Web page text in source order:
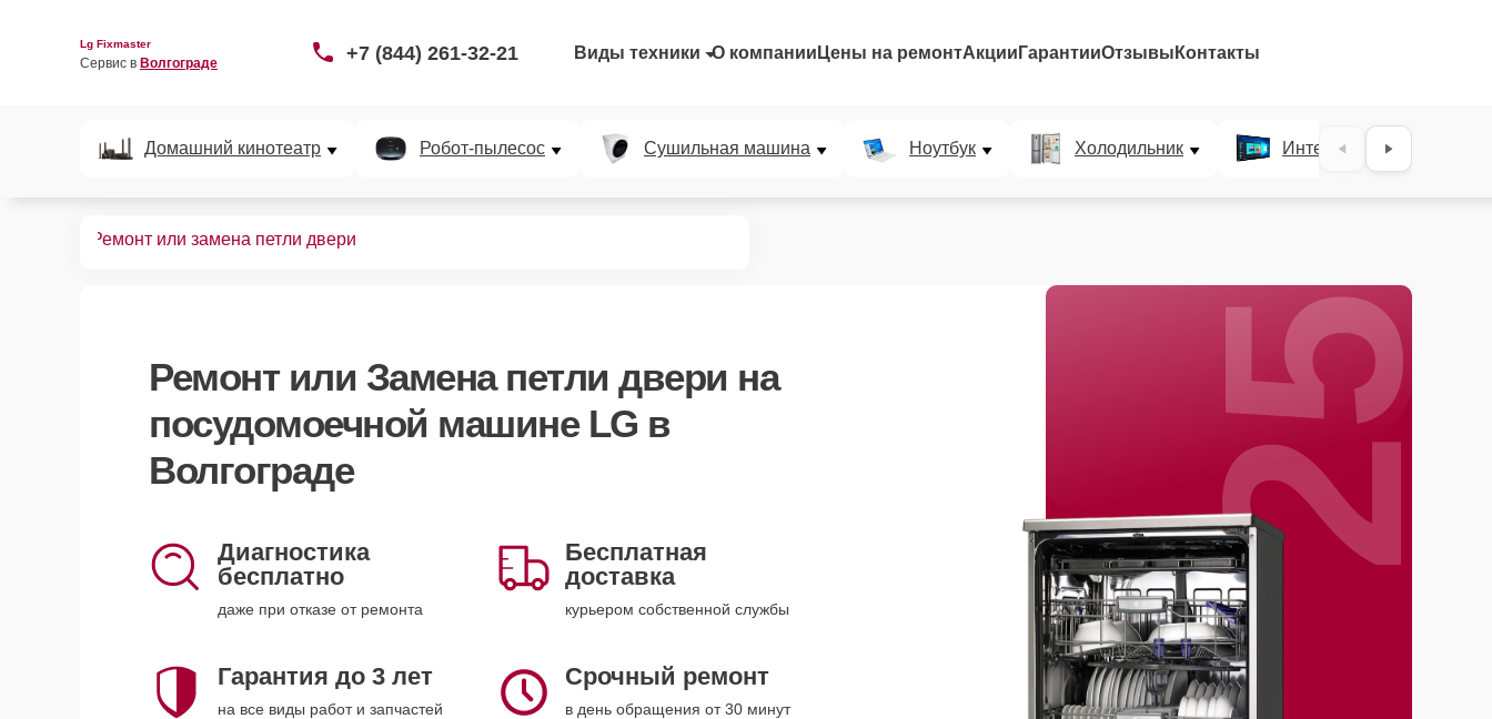
Lg Fixmaster
Сервис в Волгограде +7 (844) 261-32-21 Виды техники О компании Цены на ремонтАкции ГарантииОтзывы Контакты
Домашний кинотеатр Робот-пылесос Сушильная машина Ноутбук Холодильник Интерактивные панели
Ремонт или замена петли двери
Ремонт или Замена петли двери на
посудомоечной машине LG в
Волгограде
Диагностика
бесплатно
даже при отказе от ремонта
Бесплатная
доставка
курьером собственной службы
Гарантия до 3 лет
на все виды работ и запчастей
Срочный ремонт
в день обращения от 30 минут
25%